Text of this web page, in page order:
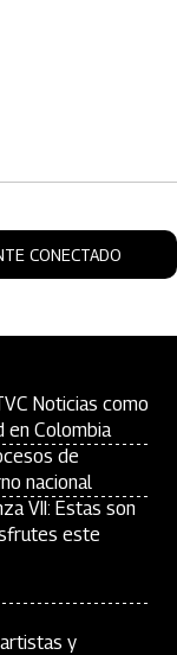
CONECTADO
Noticias como
en Colombia
de
nacional
VII: Estas son
este
y